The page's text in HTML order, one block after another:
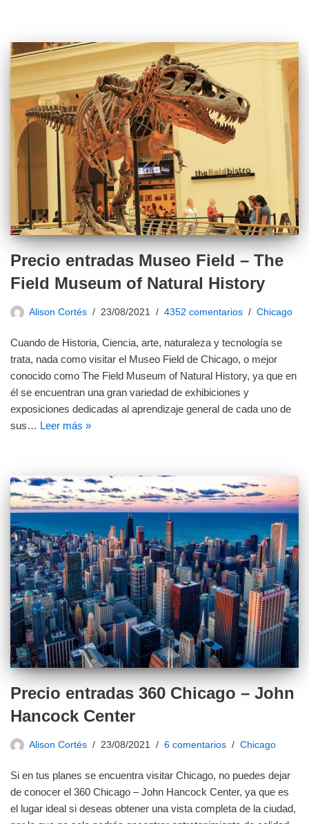
Precio entradas Museo Field – The
Field Museum of Natural History
Alison Cortés 23/08/2021 4352 comentarios Chicago
Cuando de Historia, Ciencia, arte, naturaleza y tecnología se
trata, nada como visitar el Museo Field de Chicago, o mejor
conocido como The Field Museum of Natural History, ya que en
él se encuentran una gran variedad de exhibiciones y
exposiciones dedicadas al aprendizaje general de cada uno de
sus… Leer más »
Precio entradas 360 Chicago – John
Hancock Center
Alison Cortés 23/08/2021 6 comentarios Chicago
Si en tus planes se encuentra visitar Chicago, no puedes dejar
de conocer el 360 Chicago – John Hancock Center, ya que es
el lugar ideal si deseas obtener una vista completa de la ciudad,